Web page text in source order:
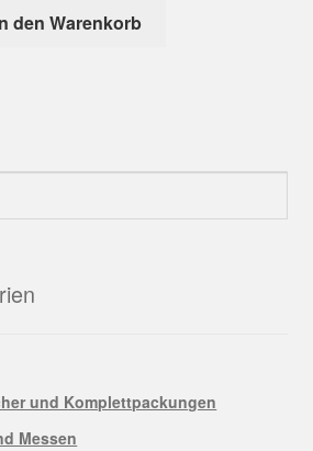
den Warenkorb
und Komplettpackungen
Messen